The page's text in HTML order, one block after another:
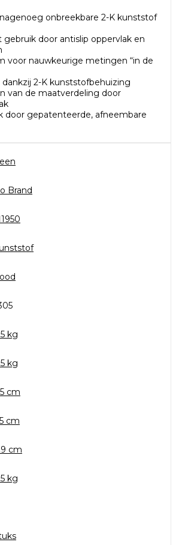
onbreekbare 2-K kunststof
gebruik door antislip oppervlak en
voor nauwkeurige metingen “in de
dankzij 2-K kunststofbehuizing
van de maatverdeling door
door gepatenteerde, afneembare
Brand
kg
kg
cm
cm
cm
kg